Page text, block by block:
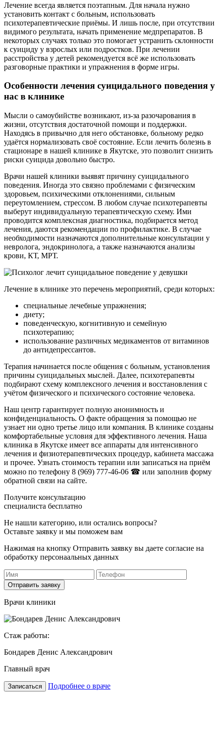
Лечение всегда является поэтапным. Для начала нужно
установить контакт с больным, использовать
психотерапевтические приёмы. И лишь после, при отсутствии
видимого результата, начать применение медпрепаратов. В
некоторых случаях только это помогает устранить склонности
к суициду у взрослых или подростков. При лечении
расстройства у детей рекомендуется всё же использовать
разговорные практики и упражнения в форме игры.
Особенности лечения суицидального поведения у
нас в клинике
Мысли о самоубийстве возникают, из-за разочарования в
жизни, отсутствия достаточной помощи и поддержки.
Находясь в привычно для него обстановке, больному редко
удаётся нормализовать своё состояние. Если лечить болезнь в
стационаре в нашей клинике в Якутске, это позволит снизить
риски суицида довольно быстро.
Врачи нашей клиники выявят причину суицидального
поведения. Иногда это связно проблемами с физическим
здоровьем, психическими отклонениями, сильным
переутомлением, стрессом. В любом случае психотерапевты
выберут индивидуальную терапевтическую схему. Ими
проводится комплексная диагностика, подбирается метод
лечения, даются рекомендации по профилактике. В случае
необходимости назначаются дополнительные консультации у
невролога, эндокринолога, а также назначаются анализы
крови, КТ, МРТ.
Лечение в клинике это перечень мероприятий, среди которых:
специальные лечебные упражнения;
диету;
поведенческую, когнитивную и семейную
психотерапию;
использование различных медикаментов от витаминов
до антидепрессантов.
Терапия начинается после общения с больным, установления
причины суицидальных мыслей. Далее, психотерапевты
подбирают схему комплексного лечения и восстановления с
учётом физического и психического состояние человека.
Наш центр гарантирует полную анонимность и
конфиденциальность. О факте обращения за помощью не
узнает ни одно третье лицо или компания. В клинике созданы
комфортабельные условия для эффективного лечения. Наша
клиника в Якутске имеет все аппараты для интенсивного
лечения и физиотерапевтических процедур, кабинета массажа
и прочее. Узнать стоимость терапии или записаться на приём
можно по телефону 8 (969) 777-46-06 ☎ или заполнив форму
обратной связи на сайте.
Получите консультацию
специалиста бесплатно
Не нашли категорию, или остались вопросы?
Оставьте заявку и мы поможем вам
Нажимая на кнопку Отправить заявку вы даете согласие на
обработку персонаальных данных
Отправить заявку
Врачи клиники
Стаж работы:
Бондарев Денис Александрович
Главный врач
Записаться Подробнее о враче